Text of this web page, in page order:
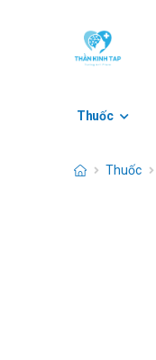
Thuốc
Thuốc